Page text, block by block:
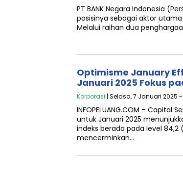
PT BANK Negara Indonesia
posisinya sebagai aktor
Melalui raihan dua
Optimisme January
Januari 2025 Fokus
Korporasi | Selasa, 7 Januari 2025 -
INFOPELUANG.COM – Capital
untuk Januari 2025
indeks berada pada level
mencerminkan…